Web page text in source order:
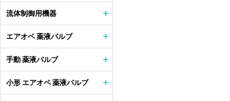
流体制御用機器
エアオペ 薬液バルブ
手動 薬液バルブ
小形 エアオペ 薬液バルブ